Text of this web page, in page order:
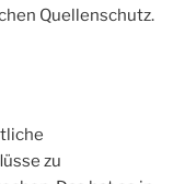
Quellenschutz.
zu